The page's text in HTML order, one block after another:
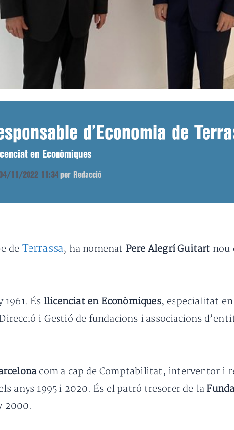
d’Economia de
en Econòmiques
11/2022 11:34 per Redacció
de Terrassa, ha nomenat Pere Alegrí Guitart nou
És llicenciat en Econòmiques, especialitat
i Gestió de fundacions i associacions
com a cap de Comptabilitat, interventor i
anys 1995 i 2020. És el patró tresorer de la
2000.